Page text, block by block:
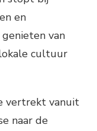
en
van
cultuur
vertrekt vanuit
naar de